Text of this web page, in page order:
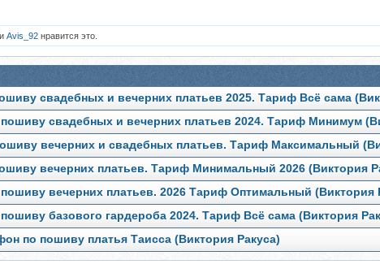
и Avis_92 нравится это.
свадебных и вечерних платьев 2025. Тариф Всё сама
свадебных и вечерних платьев 2024. Тариф Минимум
вечерних и свадебных платьев. Тариф Максимальный
вечерних платьев. Тариф Минимальный 2026 (Виктория
вечерних платьев. 2026 Тариф Оптимальный (Виктория
базового гардероба 2024. Тариф Всё сама (Виктория
по пошиву платья Таисса (Виктория Ракуса)